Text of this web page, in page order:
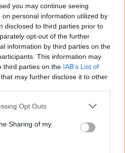
you may continue seeing
personal information utilized by
disclosed to third parties prior to
opt-out of the further
information by third parties on the
This information may
third parties on the IAB’s List of
that may further disclose it to other
Opt Outs
Sharing of my
Visi įrašai
įrašai
Vilniaus r.: dviejų moterų ir